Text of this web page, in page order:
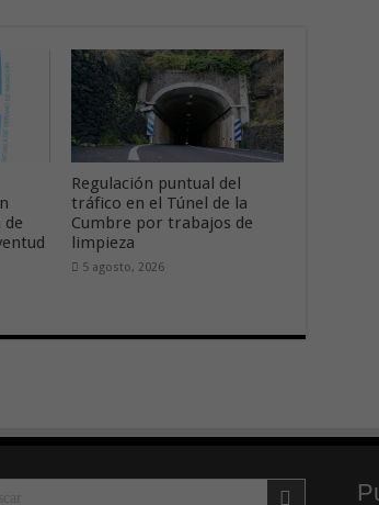
Regulación puntual del
tráfico en el Túnel de la
Cumbre por trabajos de
limpieza
5 agosto, 2026